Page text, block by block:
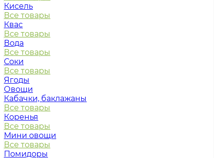
Кисель
Все товары
Квас
Все товары
Вода
Все товары
Соки
Все товары
Ягоды
Овощи
Кабачки, баклажаны
Все товары
Коренья
Все товары
Мини овощи
Все товары
Помидоры